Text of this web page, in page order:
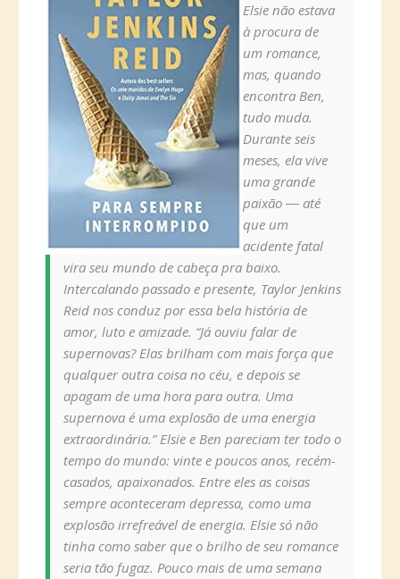
Elsie não estava
à procura de
um romance,
mas, quando
encontra Ben,
tudo muda.
Durante seis
meses, ela vive
uma grande
paixão ― até
que um
acidente fatal
vira seu mundo de cabeça pra baixo.
Intercalando passado e presente, Taylor Jenkins
Reid nos conduz por essa bela história de
amor, luto e amizade. “Já ouviu falar de
supernovas? Elas brilham com mais força que
qualquer outra coisa no céu, e depois se
apagam de uma hora para outra. Uma
supernova é uma explosão de uma energia
extraordinária.” Elsie e Ben pareciam ter todo o
tempo do mundo: vinte e poucos anos, recém-
casados, apaixonados. Entre eles as coisas
sempre aconteceram depressa, como uma
explosão irrefreável de energia. Elsie só não
tinha como saber que o brilho de seu romance
seria tão fugaz. Pouco mais de uma semana